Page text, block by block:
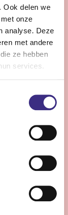
Ook delen we
onze
analyse. Deze
met andere
ze hebben
services.
zorg -
krijgt van
weet te
vacature